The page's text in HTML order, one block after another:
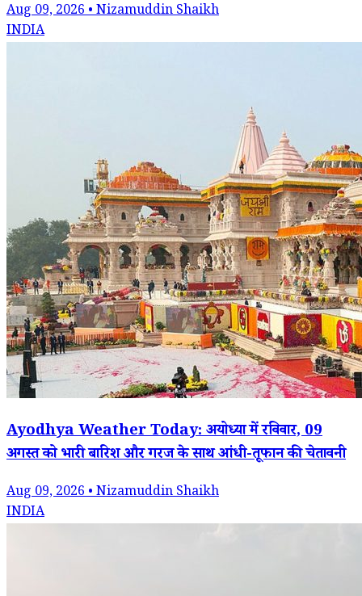
Aug 09, 2026 • Nizamuddin Shaikh
INDIA
Ayodhya Weather Today: अयोध्या में रविवार, 09
अगस्त को भारी बारिश और गरज के साथ आंधी-तूफान की चेतावनी
Aug 09, 2026 • Nizamuddin Shaikh
INDIA